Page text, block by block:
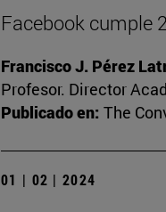
Facebook cumple
Francisco J. Pérez
Profesor. Director
Publicado en: The
01 | 02 | 2024